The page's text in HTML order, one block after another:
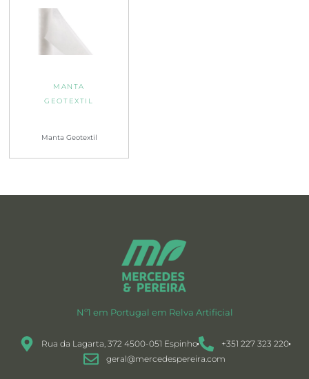
MANTA
GEOTEXTIL
Manta Geotextil
Nº1 em Portugal em Relva Artificial
Rua da Lagarta, 372 4500-051 Espinho
+351 227 323 220
geral@mercedespereira.com